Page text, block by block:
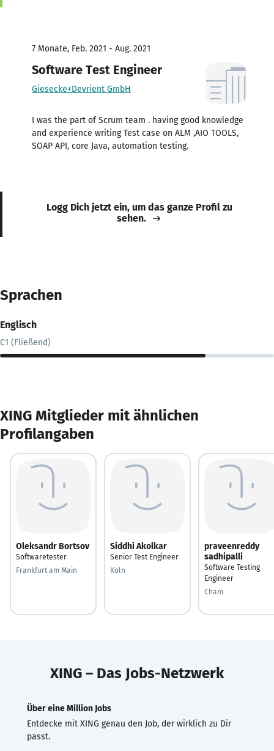
7 Monate, Feb. 2021 - Aug. 2021
Software Test Engineer
Giesecke+Devrient GmbH
I was the part of Scrum team . having good knowledge
and experience writing Test case on ALM ,AIO TOOLS,
SOAP API, core Java, automation testing.
Logg Dich jetzt ein, um das ganze Profil zu
sehen.
Sprachen
Englisch
C1 (Fließend)
XING Mitglieder mit ähnlichen
Profilangaben
Oleksandr Bortsov
Softwaretester
Frankfurt am Main
Siddhi Akolkar
Senior Test Engineer
Köln
praveenreddy
sadhipalli
Software Testing
Engineer
Cham
XING – Das Jobs-Netzwerk
Über eine Million Jobs
Entdecke mit XING genau den Job, der wirklich zu Dir
passt.